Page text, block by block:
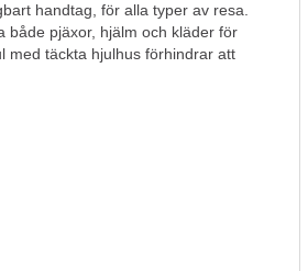
handtag, för alla typer av resa.
både pjäxor, hjälm och kläder för
med täckta hjulhus förhindrar att